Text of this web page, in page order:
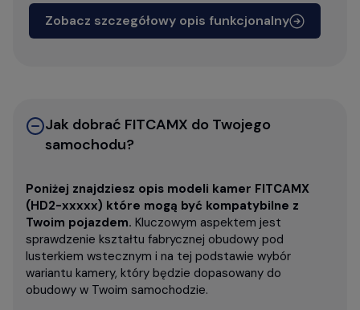
Zobacz szczegółowy opis funkcjonalny
Jak dobrać FITCAMX do Twojego
samochodu?
Poniżej znajdziesz opis modeli kamer FITCAMX
(HD2-xxxxx) które mogą być kompatybilne z
Twoim pojazdem. Kluczowym aspektem jest
sprawdzenie kształtu fabrycznej obudowy pod
lusterkiem wstecznym i na tej podstawie wybór
wariantu kamery, który będzie dopasowany do
obudowy w Twoim samochodzie.